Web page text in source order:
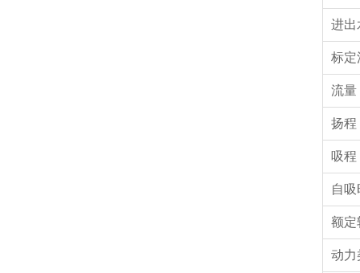
进出
标定
流量
扬程
吸程
自
额定
动力